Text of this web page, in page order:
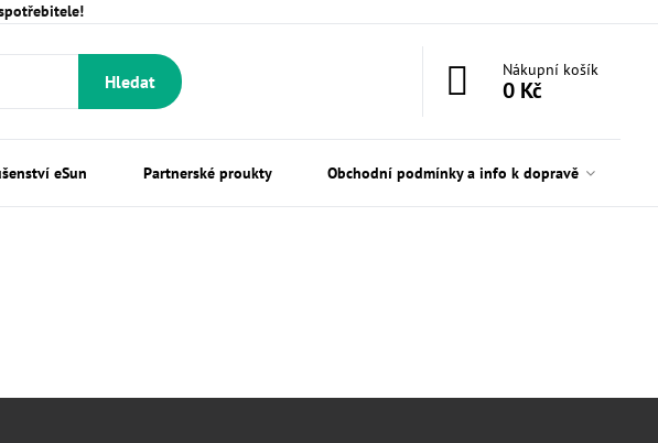
Hledat
Nákupní košík
0 Kč
eSun Partnerské proukty Obchodní podmínky a info k dopravě